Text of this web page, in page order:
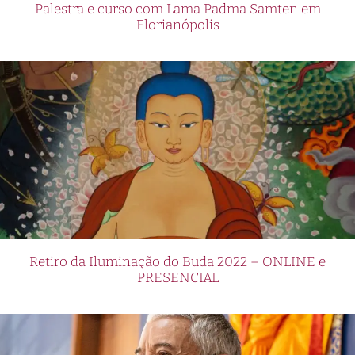
Palestra e curso com Lama Padma Samten em
Florianópolis
Retiro da Iluminação do Buda 2022 – ONLINE e
PRESENCIAL